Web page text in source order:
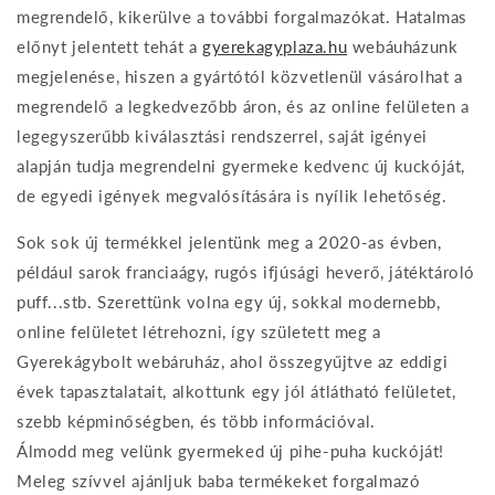
megrendelő, kikerülve a további forgalmazókat. Hatalmas
előnyt jelentett tehát agyerekagyplaza.hu webáuházunk
megjelenése, hiszen a gyártótól közvetlenül vásárolhat a
megrendelő a legkedvezőbb áron, és az online felületen a
legegyszerűbb kiválasztási rendszerrel, saját igényei
alapján tudja megrendelni gyermeke kedvenc új kuckóját,
de egyedi igények megvalósítására is nyílik lehetőség.
Sok sok új termékkel jelentünk meg a 2020-as évben,
például sarok franciaágy, rugós ifjúsági heverő, játéktároló
puff...stb. Szerettünk volna egy új, sokkal modernebb,
online felületet létrehozni, így született meg a
Gyerekágybolt webáruház, ahol összegyűjtve az eddigi
évek tapasztalatait, alkottunk egy jól átlátható felületet,
szebb képminőségben, és több információval.
Álmodd meg velünk gyermeked új pihe-puha kuckóját!
Meleg szívvel ajánljuk baba termékeket forgalmazó